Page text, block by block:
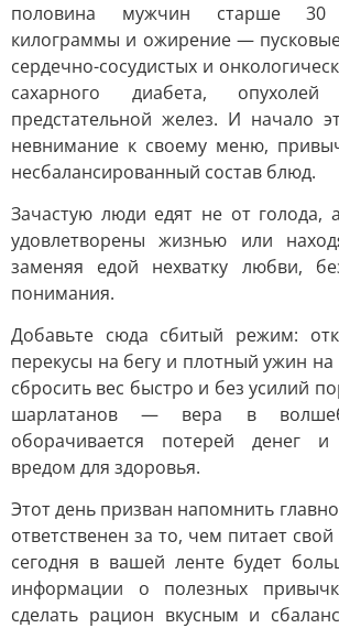
половина мужчин старше
килограммы и ожирение —
сердечно-сосудистых и
сахарного диабета,
предстательной желез. И начало
невнимание к своему меню,
несбалансированный состав блюд.
Зачастую люди едят не от голода,
удовлетворены жизнью или
заменяя едой нехватку любви,
понимания.
Добавьте сюда сбитый режим:
перекусы на бегу и плотный ужин
сбросить вес быстро и без усилий
шарлатанов — вера в
оборачивается потерей денег
вредом для здоровья.
Этот день призван напомнить
ответственен за то, чем питает
сегодня в вашей ленте будет
информации о полезных
сделать рацион вкусным и